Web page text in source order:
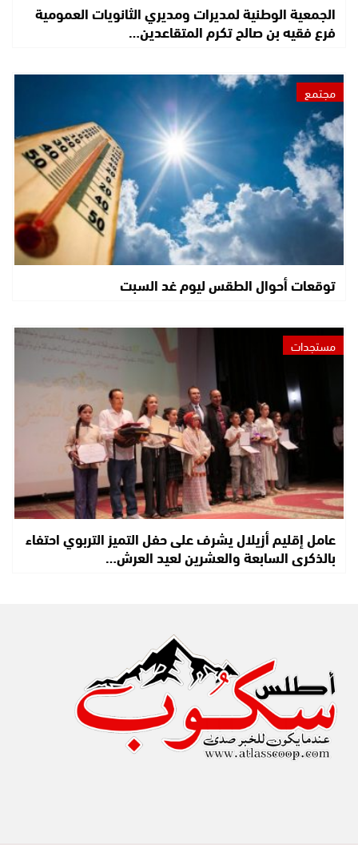
الجمعية الوطنية لمديرات ومديري الثانويات العمومية
فرع فقيه بن صالح تكرم المتقاعدين…
مجتمع
توقعات أحوال الطقس ليوم غد السبت
مستجدات
عامل إقليم أزيلال يشرف على حفل التميز التربوي احتفاء
بالذكرى السابعة والعشرين لعيد العرش…